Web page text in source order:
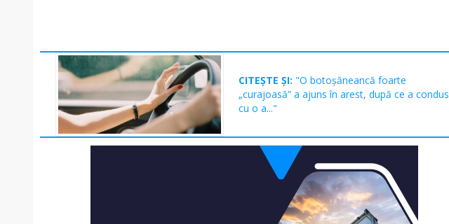
CITEȘTE ȘI: "O botoșăneancă foarte
„curajoasă” a ajuns în arest, după ce a condus
cu o a..."